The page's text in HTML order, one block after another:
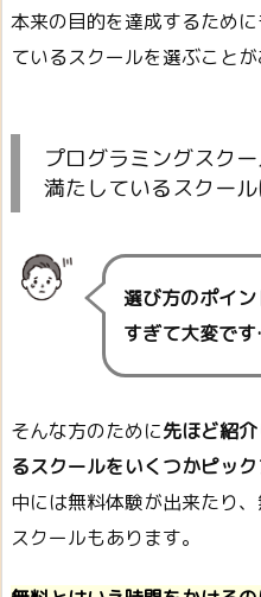
本来の目的を達成するため
ているスクールを選ぶことが
プログラミングスク
満たしているスクール
選び方のポイ
すぎて大変です
そんな方のために先ほど紹
るスクールをいくつかピッ
中には無料体験が出来たり
スクールもあります。